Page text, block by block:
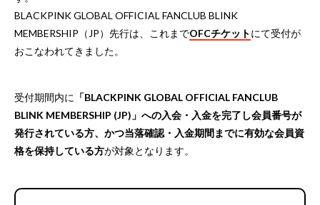
BLACKPINK GLOBAL OFFICIAL FANCLUB BLINK
MEMBERSHIP（JP）先行は、これまでOFCチケットにて受付が
おこなわれてきました。
受付期間内に 「BLACKPINK GLOBAL OFFICIAL FANCLUB
BLINK MEMBERSHIP (JP)」への入会・入金を完了し会員番号が
発行されている方、かつ当落確認・入金期間までに有効な会員資
格を保持している方が対象となります。